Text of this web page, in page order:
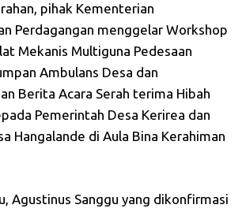
pihak Kementerian
Perdagangan menggelar Workshop
Mekanis Multiguna Pedesaan
Ambulans Desa dan
Berita Acara Serah terima Hibah
Pemerintah Desa Kerirea dan
Hangalande di Aula Bina Kerahiman
Agustinus Sanggu yang dikonfirmasi